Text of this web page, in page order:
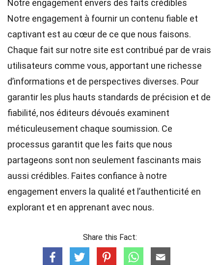
Notre engagement envers des faits crédibles
Notre engagement à fournir un contenu fiable et
captivant est au cœur de ce que nous faisons.
Chaque fait sur notre site est contribué par de vrais
utilisateurs comme vous, apportant une richesse
d’informations et de perspectives diverses. Pour
garantir les plus hauts standards de précision et de
fiabilité, nos éditeurs dévoués examinent
méticuleusement chaque soumission. Ce
processus garantit que les faits que nous
partageons sont non seulement fascinants mais
aussi crédibles. Faites confiance à notre
engagement envers la qualité et l’authenticité en
explorant et en apprenant avec nous.
Share this Fact: